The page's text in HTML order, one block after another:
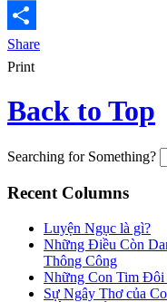
Email
Share
Print
Back to Top
Searching for Something?
Recent Columns
Luyện Ngục là gì?
Những Điều Còn
Thông Công
Những Con Tim
Sự Ngây Thơ của